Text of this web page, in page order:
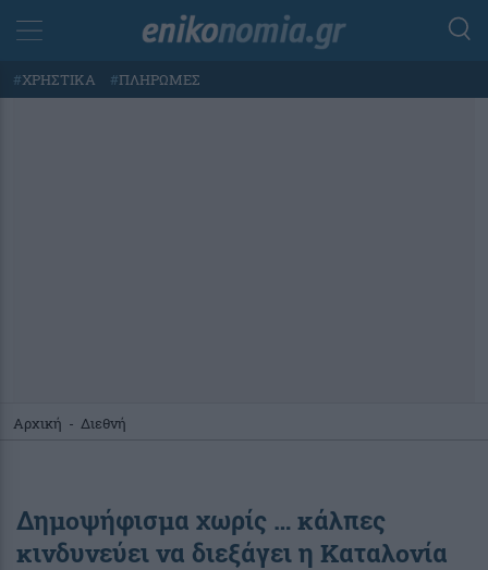
#ΧΡΗΣΤΙΚΑ #ΠΛΗΡΩΜΕΣ
Αρχική - Διεθνή
Δημοψήφισμα χωρίς … κάλπες
κινδυνεύει να διεξάγει η Καταλονία